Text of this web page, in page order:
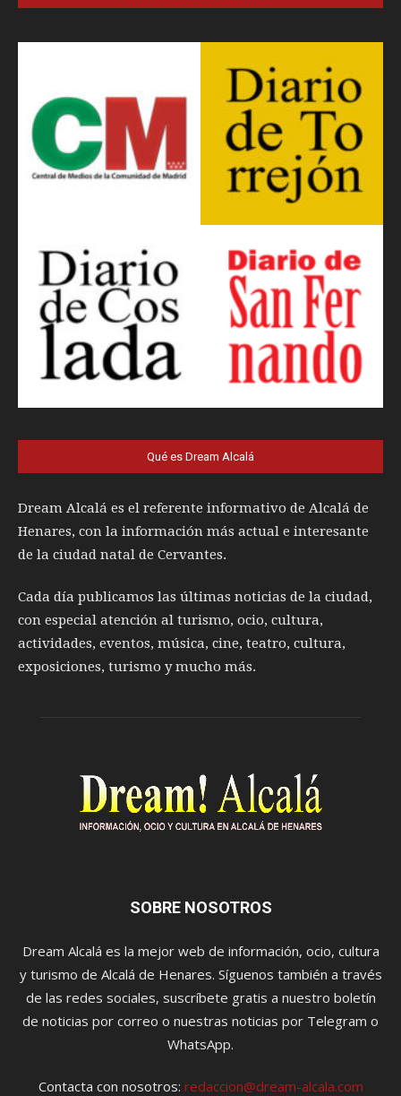
Qué es Dream Alcalá
Dream Alcalá es el referente informativo de Alcalá de
Henares, con la información más actual e interesante
de la ciudad natal de Cervantes.
Cada día publicamos las últimas noticias de la ciudad,
con especial atención al turismo, ocio, cultura,
actividades, eventos, música, cine, teatro, cultura,
exposiciones, turismo y mucho más.
SOBRE NOSOTROS
Dream Alcalá es la mejor web de información, ocio, cultura
y turismo de Alcalá de Henares. Síguenos también a través
de las redes sociales, suscríbete gratis a nuestro boletín
de noticias por correo o nuestras noticias por Telegram o
WhatsApp.
Contacta con nosotros: redaccion@dream-alcala.com